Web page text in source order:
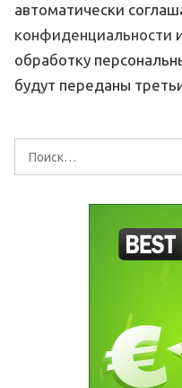
автоматически
конфиденциальности
обработку
будут переданы
Найти: